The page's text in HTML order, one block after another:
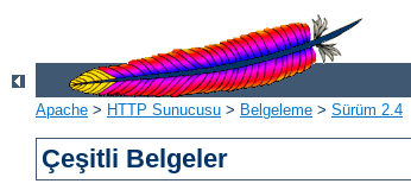
Apache > HTTP Sunucusu > Belgeleme > Sürüm 2.4
Çeşitli Belgeler